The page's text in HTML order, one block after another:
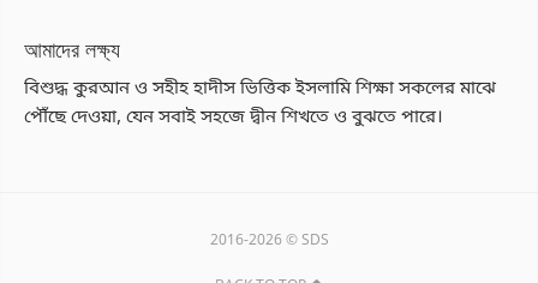
আমাদের লক্ষ্য
বিশুদ্ধ কুরআন ও সহীহ হাদীস ভিত্তিক ইসলামি শিক্ষা সকলের মাঝে
পৌঁছে দেওয়া, যেন সবাই সহজে দ্বীন শিখতে ও বুঝতে পারে।
2016-2026 © SDS